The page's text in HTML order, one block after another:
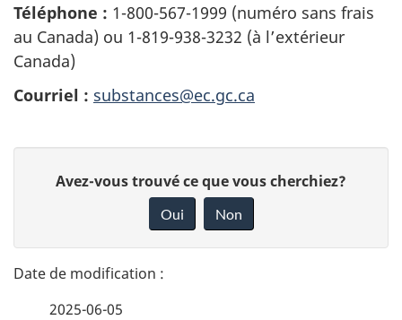
Téléphone : 1-800-567-1999 (numéro sans frais
au Canada) ou 1-819-938-3232 (à l’extérieur
Canada)
Courriel : substances@ec.gc.ca
t
a
n
Avez-vous trouvé ce que vous cherchiez?
Oui Non
2025-06-05